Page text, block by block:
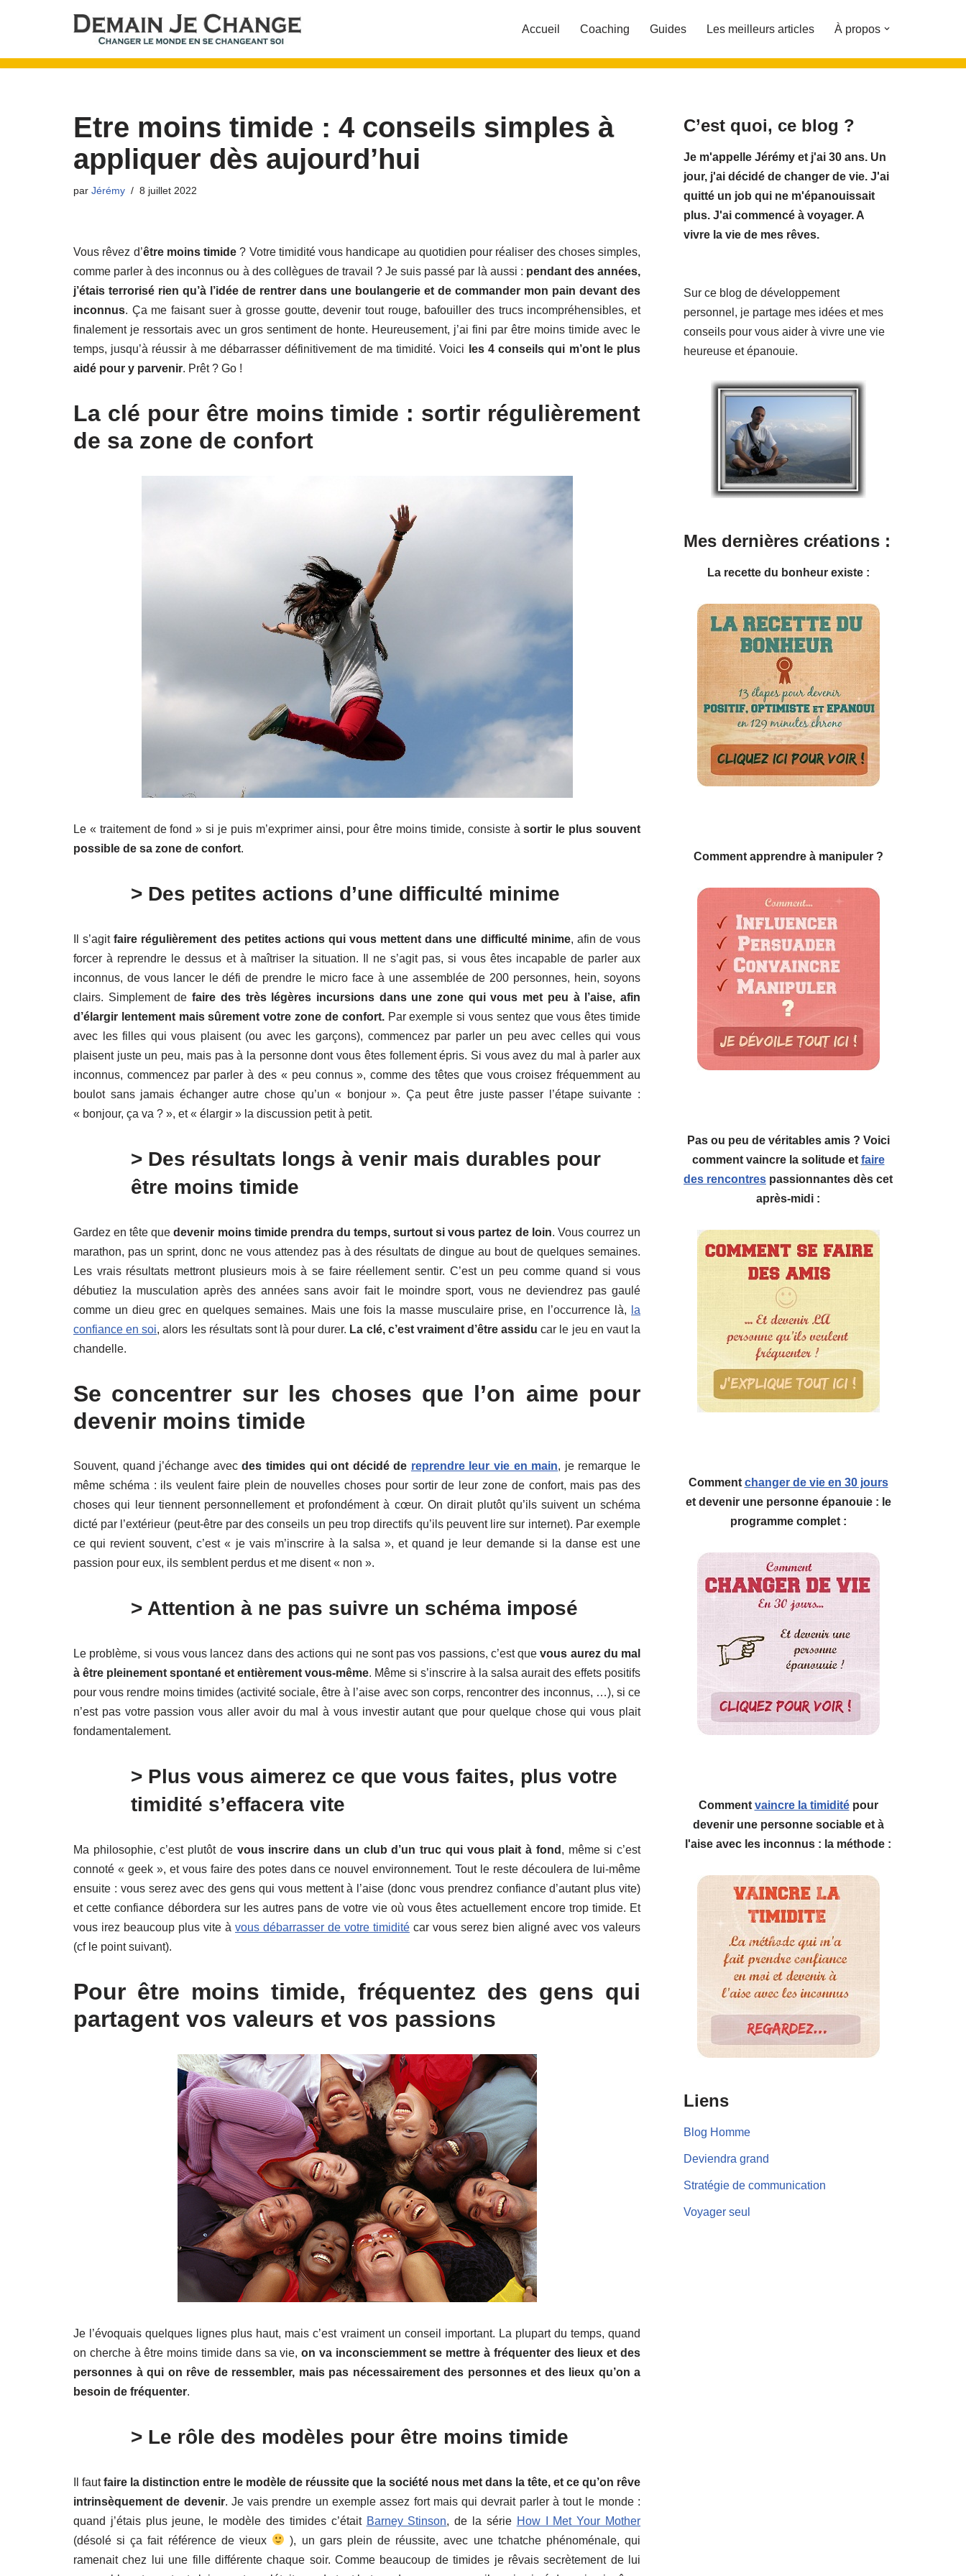
au
Accueil Coaching Guides Les meilleurs articles À propos
Etre moins timide : 4 conseils simples à
appliquer dès aujourd’hui
par Jérémy 8 juillet 2022
Vous rêvez d’être moins timide ? Votre timidité vous handicape au quotidien pour réaliser des choses simples,
comme parler à des inconnus ou à des collègues de travail ? Je suis passé par là aussi : pendant des années,
j’étais terrorisé rien qu’à l’idée de rentrer dans une boulangerie et de commander mon pain devant des
inconnus. Ça me faisant suer à grosse goutte, devenir tout rouge, bafouiller des trucs incompréhensibles, et
finalement je ressortais avec un gros sentiment de honte. Heureusement, j’ai fini par être moins timide avec le
temps, jusqu’à réussir à me débarrasser définitivement de ma timidité. Voici
les 4 conseils qui m’ont le plus
aidé pour y parvenir. Prêt ? Go !
La clé pour être moins timide : sortir régulièrement
de sa zone de confort
Le « traitement de fond » si je puis m’exprimer ainsi, pour être moins timide, consiste àsortir le plus souvent
possible de sa zone de confort.
> Des petites actions d’une difficulté minime
Il s’agitfaire régulièrement des petites actions qui vous mettent dans une difficulté minime, afin de vous
forcer à reprendre le dessus et à maîtriser la situation. Il ne s’agit pas, si vous êtes incapable de parler aux
inconnus, de vous lancer le défi de prendre le micro face à une assemblée de 200 personnes, hein, soyons
clairs. Simplement de faire des très légères incursions dans une zone qui vous met peu à l’aise, afin
d’élargir lentement mais sûrement votre zone de confort.Par exemple si vous sentez que vous êtes timide
avec les filles qui vous plaisent (ou avec les garçons), commencez par parler un peu avec celles qui vous
plaisent juste un peu, mais pas à la personne dont vous êtes follement épris. Si vous avez du mal à parler aux
inconnus, commencez par parler à des « peu connus », comme des têtes que vous croisez fréquemment au
boulot sans jamais échanger autre chose qu’un « bonjour ». Ça peut être juste passer l’étape suivante :
« bonjour, ça va ? », et « élargir » la discussion petit à petit.
> Des résultats longs à venir mais durables pour
être moins timide
Gardez en tête quedevenir moins timide prendra du temps, surtout si vous partez de loin. Vous courrez un
marathon, pas un sprint, donc ne vous attendez pas à des résultats de dingue au bout de quelques semaines.
Les vrais résultats mettront plusieurs mois à se faire réellement sentir. C’est un peu comme quand si vous
débutiez la musculation après des années sans avoir fait le moindre sport, vous ne deviendrez pas gaulé
comme un dieu grec en quelques semaines. Mais une fois la masse musculaire prise, en l’occurrence là,
la
confiance en soi, alors les résultats sont là pour durer. La clé, c’est vraiment d’être assidu car le jeu en vaut la
chandelle.
Se concentrer sur les choses que l’on aime pour
devenir moins timide
Souvent, quand j’échange avecdes timides qui ont décidé de reprendre leur vie en main, je remarque le
même schéma : ils veulent faire plein de nouvelles choses pour sortir de leur zone de confort, mais pas des
choses qui leur tiennent personnellement et profondément à cœur. On dirait plutôt qu’ils suivent un schéma
dicté par l’extérieur (peut-être par des conseils un peu trop directifs qu’ils peuvent lire sur internet). Par exemple
ce qui revient souvent, c’est « je vais m’inscrire à la salsa », et quand je leur demande si la danse est une
passion pour eux, ils semblent perdus et me disent « non ».
> Attention à ne pas suivre un schéma imposé
Le problème, si vous vous lancez dans des actions qui ne sont pas vos passions, c’est que vous aurez du mal
à être pleinement spontané et entièrement vous-même. Même si s’inscrire à la salsa aurait des effets positifs
pour vous rendre moins timides (activité sociale, être à l’aise avec son corps, rencontrer des inconnus, …), si ce
n’est pas votre passion vous aller avoir du mal à vous investir autant que pour quelque chose qui vous plait
fondamentalement.
> Plus vous aimerez ce que vous faites, plus votre
timidité s’effacera vite
Ma philosophie, c’est plutôt devous inscrire dans un club d’un truc qui vous plait à fond , même si c’est
connoté « geek », et vous faire des potes dans ce nouvel environnement. Tout le reste découlera de lui-même
ensuite : vous serez avec des gens qui vous mettent à l’aise (donc vous prendrez confiance d’autant plus vite)
et cette confiance débordera sur les autres pans de votre vie où vous êtes actuellement encore trop timide. Et
vous irez beaucoup plus vite à vous débarrasser de votre timidité car vous serez bien aligné avec vos valeurs
(cf le point suivant).
Pour être moins timide, fréquentez des gens qui
partagent vos valeurs et vos passions
Je l’évoquais quelques lignes plus haut, mais c’est vraiment un conseil important. La plupart du temps, quand
on cherche à être moins timide dans sa vie,on va inconsciemment se mettre à fréquenter des lieux et des
personnes à qui on rêve de ressembler, mais pas nécessairement des personnes et des lieux qu’on a
besoin de fréquenter.
> Le rôle des modèles pour être moins timide
Il fautfaire la distinction entre le modèle de réussite que la société nous met dans la tête, et ce qu’on rêve
intrinsèquement de devenir. Je vais prendre un exemple assez fort mais qui devrait parler à tout le monde :
quand j’étais plus jeune, le modèle des timides c’était Barney Stinson, de la série How I Met Your Mother
(désolé si ça fait référence de vieux
), un gars plein de réussite, avec une tchatche phénoménale, qui
ramenait chez lui une fille différente chaque soir. Comme beaucoup de timides je rêvais secrètement de lui
C’est quoi, ce blog ?
Je m'appelle Jérémy et j'ai 30 ans. Un
jour, j'ai décidé de changer de vie. J'ai
quitté un job qui ne m'épanouissait
plus. J'ai commencé à voyager. A
vivre la vie de mes rêves.
Sur ce blog de développement
personnel, je partage mes idées et mes
conseils pour vous aider à vivre une vie
heureuse et épanouie.
Mes dernières créations :
La recette du bonheur existe :
Comment apprendre à manipuler ?
Pas ou peu de véritables amis ? Voici
comment vaincre la solitude et faire
des rencontres passionnantes dès cet
après-midi :
Comment changer de vie en 30 jours
et devenir une personne épanouie : le
programme complet :
Comment vaincre la timiditépour
devenir une personne sociable et à
l'aise avec les inconnus : la méthode :
Liens
Blog Homme
Deviendra grand
Stratégie de communication
Voyager seul